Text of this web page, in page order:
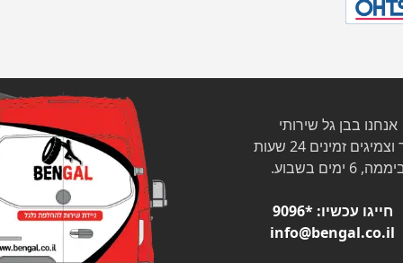
אנחנו בבן גל שירותי
זמינים 24 שעות
6 ימים בשבוע.
חייגו עכשיו:*9096
info@bengal.co.il